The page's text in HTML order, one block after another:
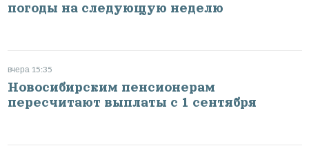
погоды на следующую неделю
вчера 15:35
Новосибирским пенсионерам
пересчитают выплаты с 1 сентября